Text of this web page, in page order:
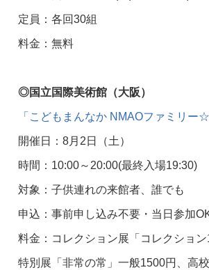
定員：各回30組
料金：無料
◎国立国際美術館（大阪）
「こどもまんなか NMAOファミリー☆
開催日： 8月 2 日（土）
時間： 10:00～ 20:00(最終入場19:30)
対象：子供連れの来館者、誰でも
申込：事前申し込み不要・当日参加
料金：コレクション展「コレクション
特別展「非常の常」一般1500円、高